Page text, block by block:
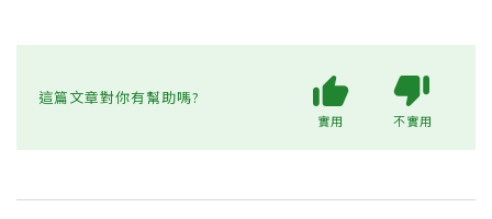
這篇文章對你有幫助嗎?
實用 不實用